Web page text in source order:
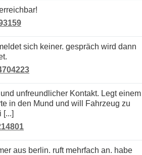
in den Mund und will Fahrzeug zu
[...]